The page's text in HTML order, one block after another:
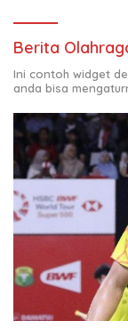
Berita
Ini contoh widget
anda bisa